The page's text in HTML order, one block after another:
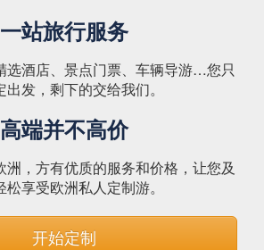
一站旅行服务
选酒店、景点门票、车辆导游…您只
出发，剩下的交给我们。
高端并不高价
洲，方有优质的服务和价格，让您及
松享受欧洲私人定制游。
开始定制